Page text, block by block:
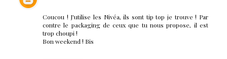
Coucou ! J'utilise les Nivéa, ils sont tip top je trouve ! Par
contre le packaging de ceux que tu nous propose, il est
trop choupi !
Bon weekend ! Bis